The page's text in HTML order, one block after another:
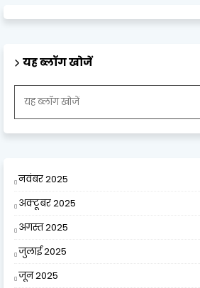
यह ब्लॉग खोजें
नवंबर 2025
अक्टूबर 2025
अगस्त 2025
जुलाई 2025
जून 2025